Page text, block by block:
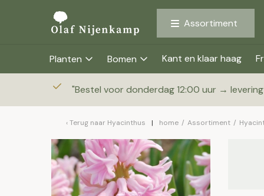
Assortiment
Planten Bomen Kant en klaar haag
"Bestel voor donderdag 12:00 uur →
Terug naar Hyacinthus home / Assortiment /